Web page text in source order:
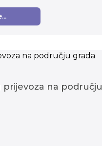
na području